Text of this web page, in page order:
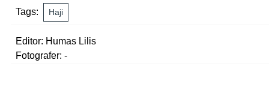
Tags: Haji
Editor: Humas Lilis
Fotografer: -